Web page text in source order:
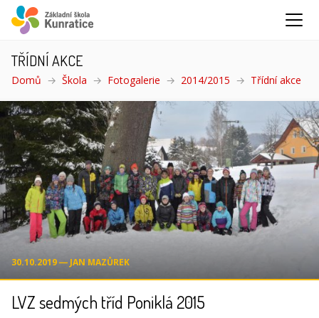
TŘÍDNÍ AKCE
Domů Škola Fotogalerie 2014/2015 Třídní akce
30.10.2019 ― JAN MAZŮREK
LVZ sedmých tříd Poniklá 2015